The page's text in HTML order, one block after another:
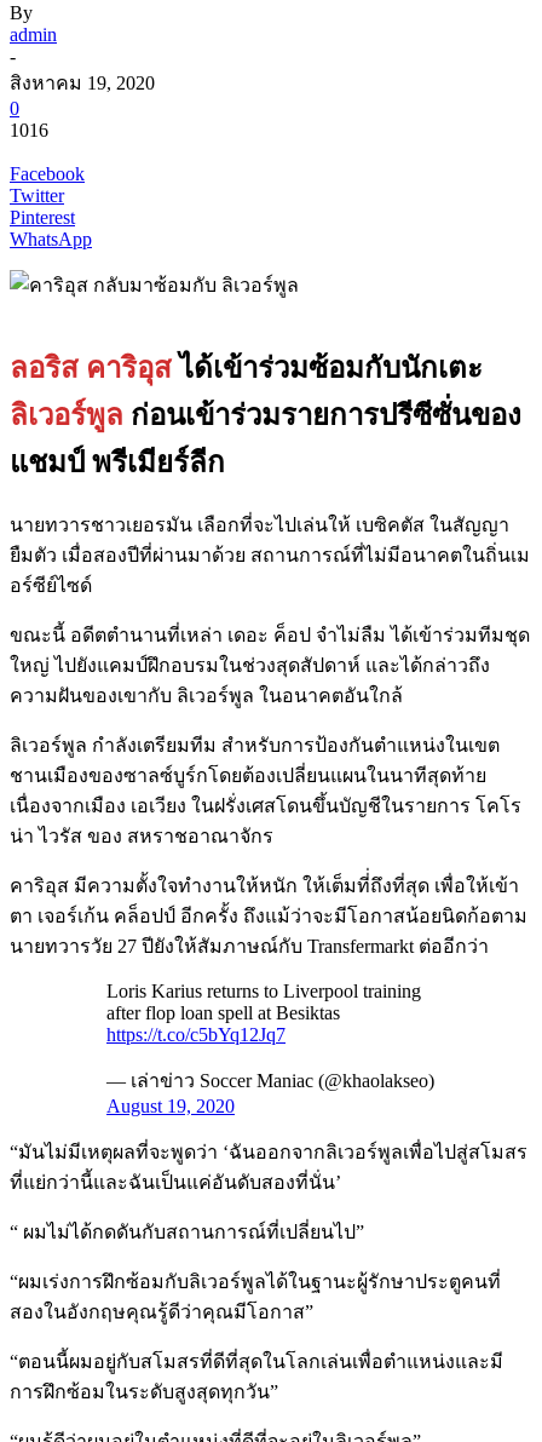
By
admin
-
สิงหาคม 19, 2020
0
1016
Facebook
Twitter
Pinterest
WhatsApp
ลอริส คาริอุสได้เข้าร่วมซ้อมกับนักเตะ
ลิเวอร์พูล ก่อนเข้าร่วมรายการปรีซีซั่นของ
แชมป์ พรีเมียร์ลีก
นายทวารชาวเยอรมัน เลือกที่จะไปเล่นให้ เบซิคตัส ในสัญญา
ยืมตัว เมื่อสองปีที่ผ่านมาด้วย สถานการณ์ที่ไม่มีอนาคตในถิ่นเม
อร์ซีย์ไซด์
ขณะนี้ อดีตตำนานที่เหล่า เดอะ ค็อป จำไม่ลืม ได้เข้าร่วมทีมชุด
ใหญ่ ไปยังแคมป์ฝึกอบรมในช่วงสุดสัปดาห์ และได้กล่าวถึง
ความฝันของเขากับ ลิเวอร์พูล ในอนาคตอันใกล้
ลิเวอร์พูล กำลังเตรียมทีม สำหรับการป้องกันตำแหน่งในเขต
ชานเมืองของซาลซ์บูร์กโดยต้องเปลี่ยนแผนในนาทีสุดท้าย
เนื่องจากเมือง เอเวียง ในฝรั่งเศสโดนขึ้นบัญชีในรายการ โคโร
น่า ไวรัส ของ สหราชอาณาจักร
คาริอุส มีความตั้งใจทำงานให้หนัก ให้เต็มที่่ถึงที่สุด เพื่อให้เข้า
ตา เจอร์เก้น คล็อปป์ อีกครั้ง ถึงแม้ว่าจะมีโอกาสน้อยนิดก้อตาม
นายทวารวัย 27 ปียังให้สัมภาษณ์กับ Transfermarkt ต่ออีกว่า
Loris Karius returns to Liverpool training
after flop loan spell at Besiktas
https://t.co/c5bYq12Jq7
— เล่าข่าว Soccer Maniac (@khaolakseo)
August 19, 2020
“มันไม่มีเหตุผลที่จะพูดว่า ‘ฉันออกจากลิเวอร์พูลเพื่อไปสู่สโมสร
ที่แย่กว่านี้และฉันเป็นแค่อันดับสองที่นั่น’
“ ผมไม่ได้กดดันกับสถานการณ์ที่เปลี่ยนไป”
“ผมเร่งการฝึกซ้อมกับลิเวอร์พูลได้ในฐานะผู้รักษาประตูคนที่
สองในอังกฤษคุณรู้ดีว่าคุณมีโอกาส”
“ตอนนี้ผมอยู่กับสโมสรที่ดีที่สุดในโลกเล่นเพื่อตำแหน่งและมี
การฝึกซ้อมในระดับสูงสุดทุกวัน”